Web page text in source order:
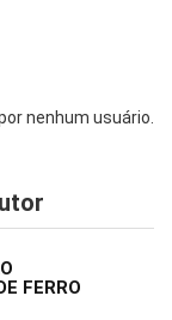
nenhum usuário.
FERRO